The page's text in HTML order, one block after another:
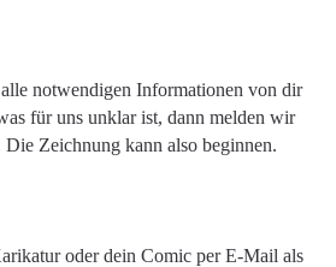
notwendigen Informationen von dir
für uns unklar ist, dann melden wir
Zeichnung kann also beginnen.
oder dein Comic per E-Mail als